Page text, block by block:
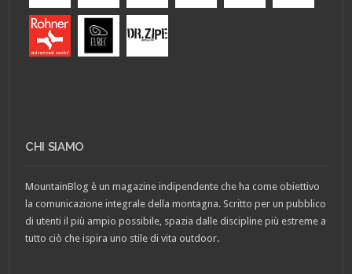
CHI SIAMO
MountainBlog è un magazine indipendente che ha come obiettivo
la comunicazione integrale della montagna. Scritto per un pubblico
di utenti il più ampio possibile, spazia dalle discipline più estreme a
tutto ciò che ispira uno stile di vita outdoor.